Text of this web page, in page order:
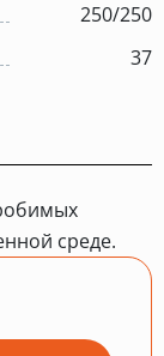
250/250
37
среде.